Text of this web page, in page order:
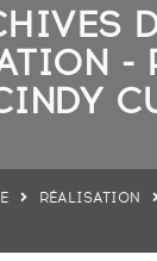
-
RÉALISATION